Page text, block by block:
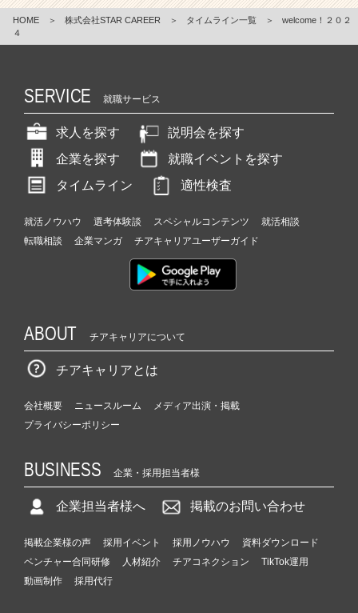
HOME ＞ 株式会社STAR CAREER ＞ タイムライン一覧 ＞
welcome！２０２
４
SERVICE 就職サービス
求人を探す
説明会を探す
企業を探す
就職イベントを探す
タイムライン
適性検査
就活ノウハウ 選考体験談 スペシャルコンテンツ
就活相談
転職相談
企業マンガ チアキャリアユーザーガイド
ABOUT チアキャリアについて
チアキャリアとは
会社概要 ニュースルーム
メディア出演・掲載
プライバシーポリシー
BUSINESS 企業・採用担当者様
企業担当者様へ 掲載のお問い合わせ
掲載企業様の声 採用イベント 採用ノウハウ
資料ダウンロード
ベンチャー合同研修
人材紹介 チアコネクション
TikTok運用
動画制作
採用代行